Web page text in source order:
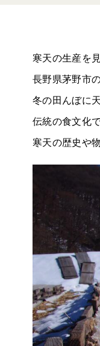
寒天の生産を
長野県茅野市
冬の田んぼに
伝統の食文化
寒天の歴史や